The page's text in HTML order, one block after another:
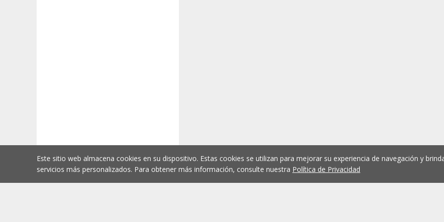
Este sitio web almacena cookies en su dispositivo. Estas cookies se utilizan para mejorar su experiencia de navegación y
servicios más personalizados. Para obtener más información, consulte nuestra Política de Privacidad